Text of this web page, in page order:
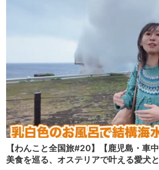
【わんこと全国旅#20】【鹿児島・車
美食を巡る、オステリアで叶える愛犬